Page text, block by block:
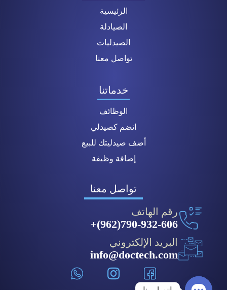
الرئيسية
الصيادلة
الصيدليات
تواصل معنا
خدماتنا
الوظائف
انضم كصيدلي
أضف صيدليتك للبيع
إضافة وظيفة
تواصل معنا
رقم الهاتف
790-932-606(962)+
البريد الإلكتروني
info@doctech.com